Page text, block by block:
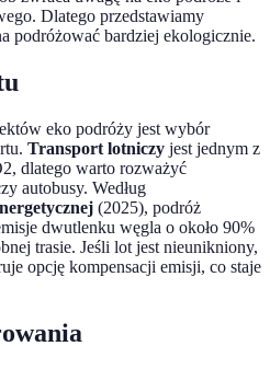
Dlatego przedstawiamy
podróżować bardziej ekologicznie.
eko podróży jest wybór
Transport lotniczy jest jednym z
dlatego warto rozważyć
autobusy. Według
(2025), podróż
dwutlenku węgla o około 90%
trasie. Jeśli lot jest nieunikniony,
opcję kompensacji emisji, co staje